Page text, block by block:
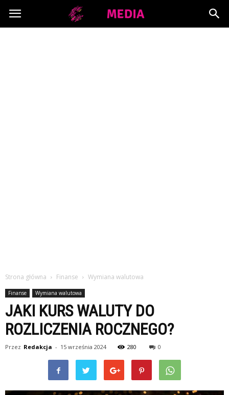
Copymedia.pl
Strona główna Finanse Wymiana walutowa
Finanse Wymiana walutowa
JAKI KURS WALUTY DO
ROZLICZENIA ROCZNEGO?
Przez Redakcja - 15 września 2024 280 0